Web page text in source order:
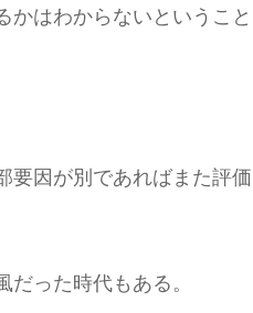
かはわからないということ
要因が別であればまた評価
った時代もある。